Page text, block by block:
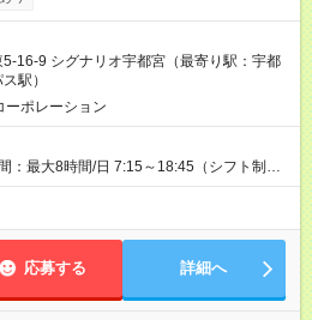
手当（社保加入：7,500円/月、保険なし：
用時と同じです。
16-9 シグナリオ宇都宮（最寄り駅：宇都
駅）
ーポレーション
：最大8時間/日 7:15～18:45（シフト制）
7:15～16:00
時間以上の勤務（週20
か入れる方（毎日でなくても大丈夫で
応募する 詳細へ